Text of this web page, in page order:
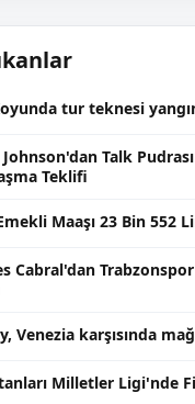
tur teknesi
Talk
Teklifi
Maaşı 23 Bin 552
Cabral'dan
Venezia karşısında
Milletler Ligi'nde